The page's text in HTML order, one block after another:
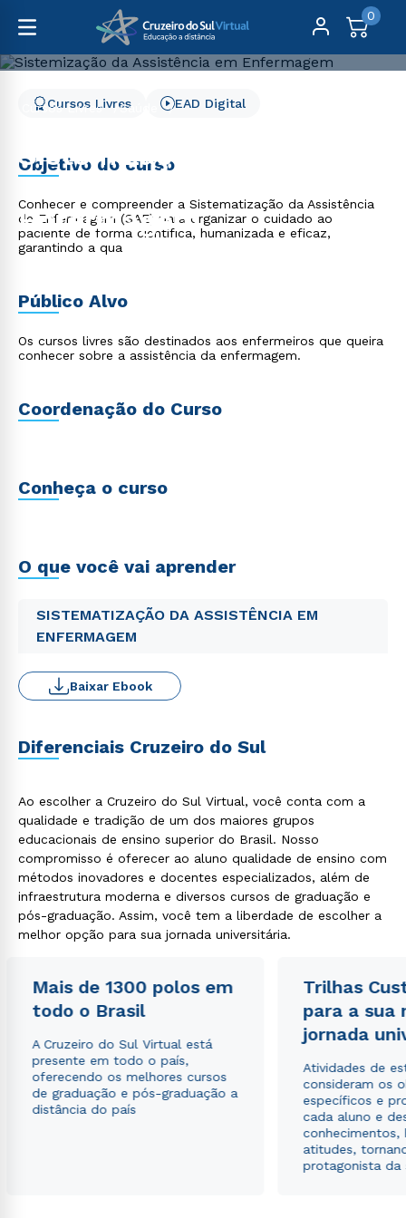
0
Cursos Livres
Saúde
Sistemização da
Assistência em
Enfermagem
Cursos Livres EAD Digital
Objetivo do curso
Conhecer e compreender a Sistematização da Assistência
de Enfermagem (SAE) para organizar o cuidado ao
paciente de forma científica, humanizada e eficaz,
garantindo a qua
Público Alvo
Os cursos livres são destinados aos enfermeiros que queira
conhecer sobre a assistência da enfermagem.
Coordenação do Curso
Conheça o curso
O que você vai aprender
SISTEMATIZAÇÃO DA ASSISTÊNCIA EM
ENFERMAGEM
Baixar Ebook
Diferenciais Cruzeiro do Sul
Ao escolher a Cruzeiro do Sul Virtual, você conta com a
qualidade e tradição de um dos maiores grupos
educacionais de ensino superior do Brasil. Nosso
compromisso é oferecer ao aluno qualidade de ensino com
métodos inovadores e docentes especializados, além de
infraestrutura moderna e diversos cursos de graduação e
pós-graduação. Assim, você tem a liberdade de escolher a
melhor opção para sua jornada universitária.
Mais de 1300 polos em
todo o Brasil
A Cruzeiro do Sul Virtual está
presente em todo o país,
oferecendo os melhores cursos
de graduação e pós-graduação a
distância do país
Trilhas
para a sua
jornada
Atividades de
consideram os
específicos e
cada aluno e
conhecimentos,
atitudes,
protagonista da